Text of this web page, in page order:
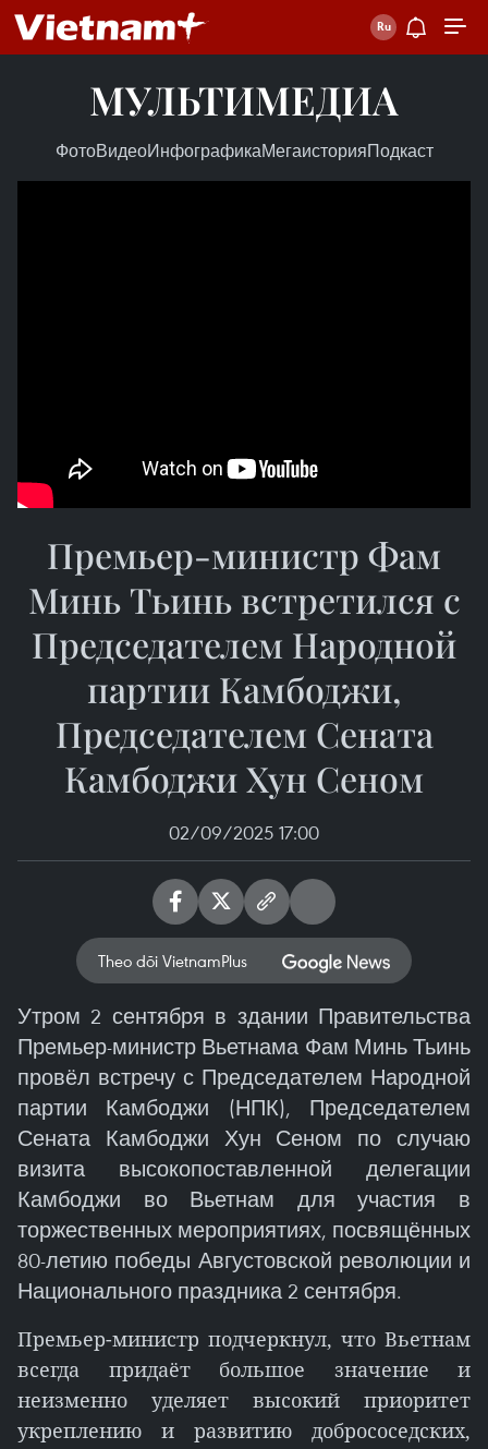
МУЛЬТИМЕДИА
ФотоВидеоИнфографикаМегаисторияПодкаст
Премьер-министр Фам
Минь Тьинь встретился с
Председателем Народной
партии Камбоджи,
Председателем Сената
Камбоджи Хун Сеном
02/09/2025 17:00
Theo dõi VietnamPlus
Утром 2 сентября в здании Правительства
Премьер-министр Вьетнама Фам Минь Тьинь
провёл встречу с Председателем Народной
партии Камбоджи (НПК), Председателем
Сената Камбоджи Хун Сеном по случаю
визита высокопоставленной делегации
Камбоджи во Вьетнам для участия в
торжественных мероприятиях, посвящённых
80-летию победы Августовской революции и
Национального праздника 2 сентября.
Премьер-министр подчеркнул, что Вьетнам
всегда придаёт большое значение и
неизменно уделяет высокий приоритет
укреплению и развитию добрососедских,